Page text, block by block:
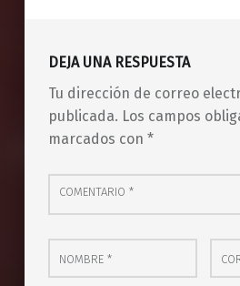
DEJA UNA RESPUESTA
Tu dirección de correo
publicada. Los campos
marcados con *
Comentario
*
Nombre
* Correo
*